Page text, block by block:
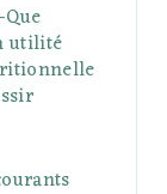
utilité